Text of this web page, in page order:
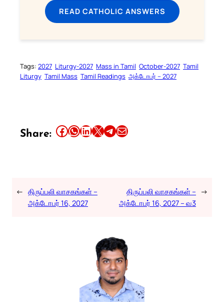
READ CATHOLIC ANSWERS
Tags: 2027 Liturgy-2027 Mass in Tamil October-2027 Tamil
Liturgy Tamil Mass Tamil Readings அக்டோபர் – 2027
Share: Share this article on Facebook Share this article on WhatsApp Share this article on LinkedIn Share this article on X Share this article on TelegramEmail this Article
← திருப்பலி வாசகங்கள் –
அக்டோபர் 16, 2027
திருப்பலி வாசகங்கள் –
அக்டோபர் 16, 2027 – வ3
→